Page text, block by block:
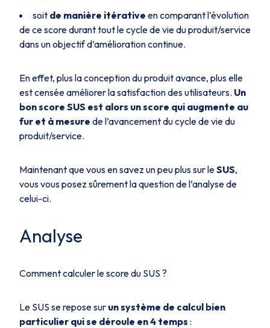
soit de manière itérative en comparant l’évolution
de ce score durant tout le cycle de vie du produit/service
dans un objectif d’amélioration continue.
En effet, plus la conception du produit avance, plus elle
est censée améliorer la satisfaction des utilisateurs. Un
bon score SUS est alors un score qui augmente au
fur et à mesure de l’avancement du cycle de vie du
produit/service.
Maintenant que vous en savez un peu plus sur leSUS,
vous vous posez sûrement la question de l’analyse de
celui-ci.
Analyse
Comment calculer le score du SUS ?
Le SUS se repose sur un système de calcul bien
particulier qui se déroule en4 temps :